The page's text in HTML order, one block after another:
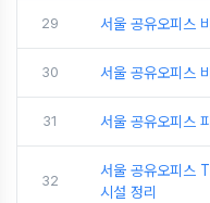
29 서울 공유오피스
30 서울 공유오피스
31 서울 공유오피스
32
서울 공유오피스
시설 정리